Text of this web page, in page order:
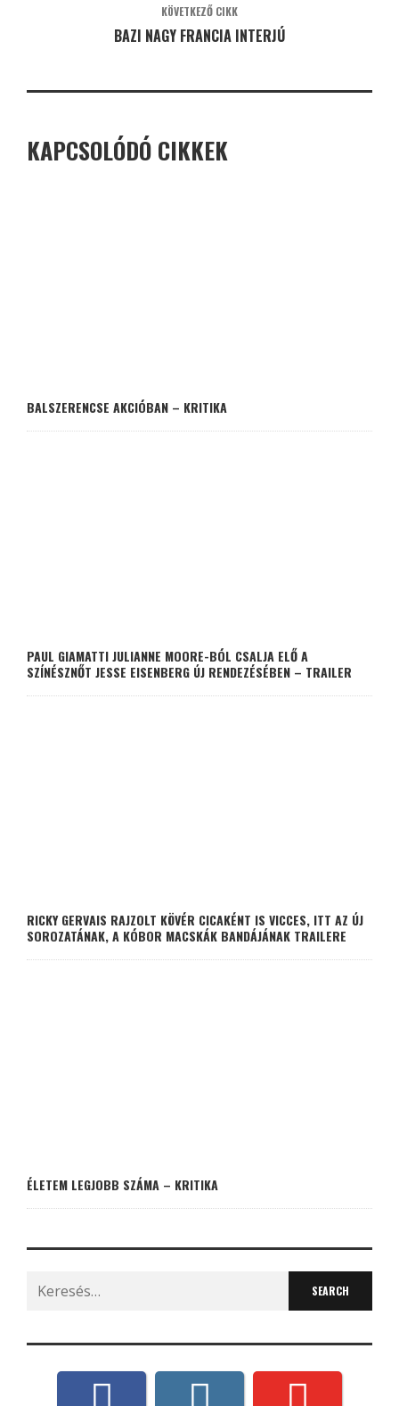
KÖVETKEZŐ CIKK
BAZI NAGY FRANCIA INTERJÚ
KAPCSOLÓDÓ CIKKEK
BALSZERENCSE AKCIÓBAN – KRITIKA
PAUL GIAMATTI JULIANNE MOORE-BÓL CSALJA ELŐ A
SZÍNÉSZNŐT JESSE EISENBERG ÚJ RENDEZÉSÉBEN – TRAILER
RICKY GERVAIS RAJZOLT KÖVÉR CICAKÉNT IS VICCES, ITT AZ ÚJ
SOROZATÁNAK, A KÓBOR MACSKÁK BANDÁJÁNAK TRAILERE
ÉLETEM LEGJOBB SZÁMA – KRITIKA
Search
for: